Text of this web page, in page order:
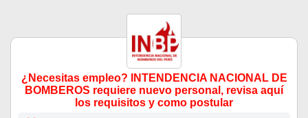
¿Necesitas empleo? INTENDENCIA NACIONAL DE
BOMBEROS requiere nuevo personal, revisa aquí
los requisitos y como postular